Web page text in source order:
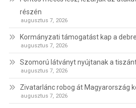
részén
augusztus 7, 2026
Kormányzati támogatást kap a
augusztus 7, 2026
Szomorú látványt nyújtanak a
augusztus 7, 2026
Zivatarlánc robog át Magyarország
augusztus 7, 2026